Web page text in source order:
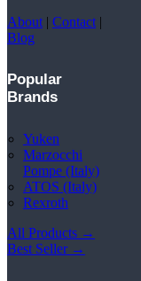
About | Contact |
Blog
Popular
Brands
Yuken
Marzocchi
Pompe (Italy)
ATOS (Italy)
Rexroth
All Products →
Best Seller →